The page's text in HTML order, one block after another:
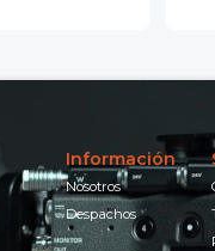
Información
Nosotros
Despachos